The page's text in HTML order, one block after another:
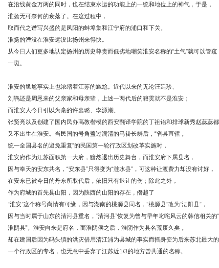
在沿线黄金万两的同时，也在结束水运的功能上的一统和地位上的神气，于是，
淮扬无可奈何的衰落了。在这过程中，
取而代之谱写兴盛的是凤阳的蚌埠集和江宁府的浦口和下关。
淮扬的湮没在淮安远没比扬州来得快。
从今日人们更多地认定扬州的历史尊贵而低劣地嘲笑淮安名称的“土气”就可以管窥
一斑。
淮安的尴尬事实上也浓缩着江苏的尴尬。近代以来的无论汪廷珍、
刘鹗还是周恩来的父亲家和母亲辈，上述一两代后的籍贯就不是淮安；
而淮安人今日引以为毫的许嘉璐、李源潮、
张贤亮以及创建了国内民办高教楷模的西安翻译学院的丁祖诒和排球新秀赵蕊蕊都
又不出生在淮安。当民国的号角盖过满清的马褂长辨后，“省县直辖，
统一全国县名的避免重复”的民国第一轮行政区划改革实施时，
淮安府作为江苏面积第一大府，黯然退出历史舞台，而淮安府下属县名，
因与奉天的安东共名，“安东县”只得变为“涟水县”，可这种让渡费力却没有讨好，
在安东已被今日的丹东所取代后，依旧只有退让的伤；除此之外，
作为府城的首先县山阳，因为陕西的山阳的存在，僭越了
“淮安”这个称号尚情有可缘，因与湖南的桃源县同名，“桃源县”改为“泗阳县”，
因与当时属于山东的清河县重名，“清河县”恢复为曾与早年叱咤风云的韩信相关的“
淮阴县”。淮安向来是府名，而淮阴侯之后，淮阴作为县名荒废久矣，
却在建国后因为码头镇的洪灾借用清江浦为县城的事实而摇身变为后来苏北最大的
一个行政区的专名，也无意中丢弃了江苏近1/3的地方曾共通的名称。